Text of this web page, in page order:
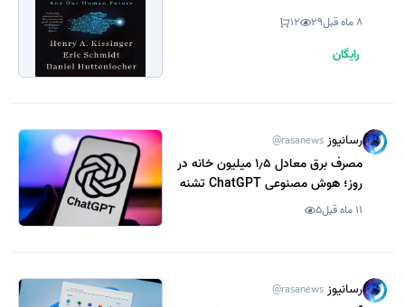
Human Future (نسخه PDF رایگان) 8 ماه قبل 29
12
رایگان
رسانیوز @rasanews
مصرف برق معادل 1٫5 میلیون خانه در
روز؛ هوش مصنوعی ChatGPT تشنه
انرژی است
11 ماه قبل 5
رسانیوز @rasanews